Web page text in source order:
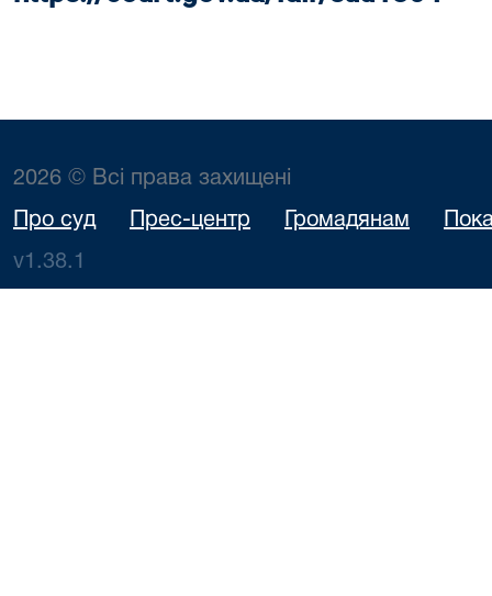
2026 © Всі права захищені
Про суд Прес-центр Громадянам
v1.38.1